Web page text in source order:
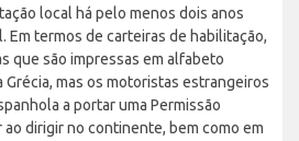
local há pelo menos dois anos
Em termos de carteiras de habilitação,
que são impressas em alfabeto
Grécia, mas os motoristas estrangeiros
a portar uma Permissão
dirigir no continente, bem como em